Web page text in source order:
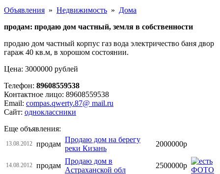
Объявления » Недвижимость » Дома
продам: продаю дом частный, земля в собственности
продаю дом частный корпус газ вода электричество баня двор
гараж 40 кв.м, в хорошом состоянии.
Цена: 3000000 рублей
Телефон: 89608559538
Контактное лицо: 89608559538
Email: compas.qwerty.87@ mail.ru
Сайт: одноклассники
Еще объявления:
13.08.2012 продам
Продаю дом на берегу
реки Кизань
2000000р
14.08.2012 продам
Продаю дом в
Астраханской обл
2500000р